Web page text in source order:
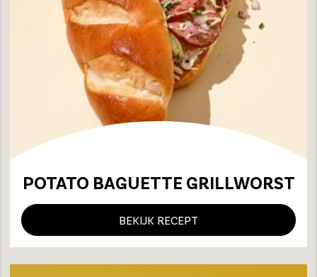
POTATO BAGUETTE GRILLWORST
BEKIJK RECEPT